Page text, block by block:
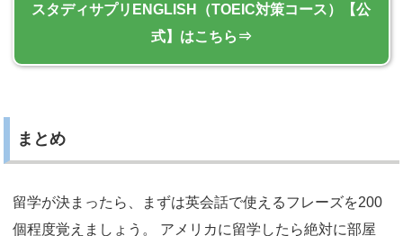
スタディサプリENGLISH（TOEIC対策コース）
まとめ
留学が決まったら、まずは英会話で使えるフレーズを200
個程度覚えましょう。 アメリカに留学したら絶対に部屋